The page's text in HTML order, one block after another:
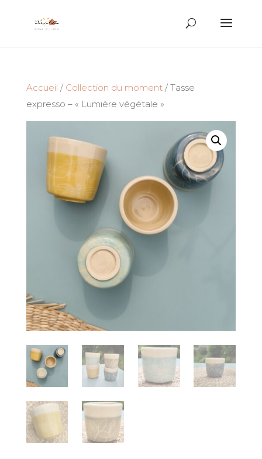
produits
Accueil / Collection du moment/ Tasse
expresso – « Lumière végétale »